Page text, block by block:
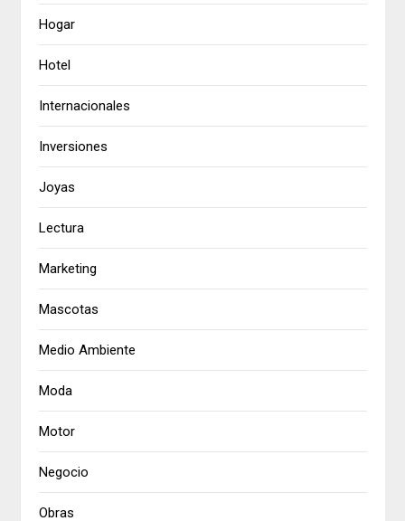
Hogar
Hotel
Internacionales
Inversiones
Joyas
Lectura
Marketing
Mascotas
Medio Ambiente
Moda
Motor
Negocio
Obras